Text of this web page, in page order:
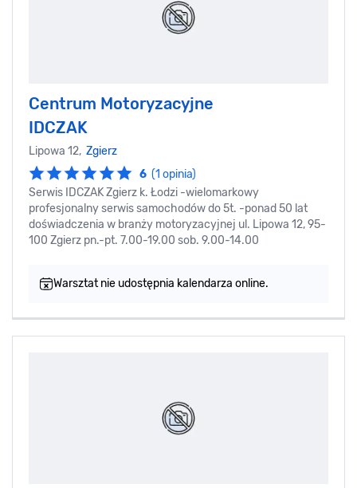
Centrum Motoryzacyjne
IDCZAK
Lipowa 12, Zgierz
6 (1 opinia)
Serwis IDCZAK Zgierz k. Łodzi -wielomarkowy
profesjonalny serwis samochodów do 5t. -ponad 50 lat
doświadczenia w branży motoryzacyjnej ul. Lipowa 12, 95-
100 Zgierz pn.-pt. 7.00-19.00 sob. 9.00-14.00
Warsztat nie udostępnia kalendarza online.